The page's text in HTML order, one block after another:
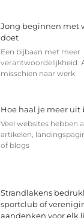
Jong beginnen met
doet
Een bijbaan met meer
verantwoordelijkheid
misschien naar werk
Hoe haal je meer
Veel websites hebben
artikelen,
of blogs
Strandlakens
sportclub of
aandenken voor elk